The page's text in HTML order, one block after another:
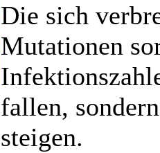
Die sich
Mutationen
fallen,
steigen.